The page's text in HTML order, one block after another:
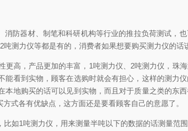
防器材、制笔和科研机构等行业的推拉负荷测试，
2吨测力仪等都是有的，消费者如果想要购买测力仪的话
高，产品更加的丰富， 1吨测力仪、 2吨测力仪，珠
看到实物，顾客在选购时就会有担心，这样的测力
地购买的话可以见到实物，而且对于质量之类的东
式各有优缺点，这方面还是要看顾客自己的意愿了。
比如1吨测力仪，用来测量半吨以下的数据的话测量范